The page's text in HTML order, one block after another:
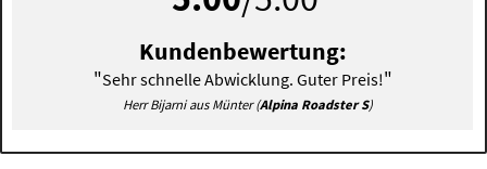
Kundenbewertung:
"Sehr schnelle Abwicklung. Guter Preis!"
Herr Bijarni aus Münter (Alpina Roadster S)